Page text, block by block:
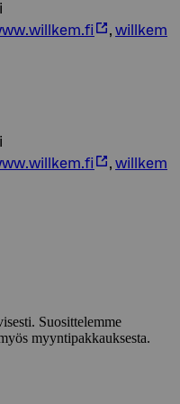
, willkem
, willkem
Suosittelemme
myyntipakkauksesta.